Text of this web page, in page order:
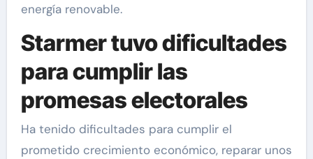
energía renovable.
Starmer tuvo dificultades
para cumplir las
promesas electorales
Ha tenido dificultades para cumplir el
prometido crecimiento económico, reparar unos